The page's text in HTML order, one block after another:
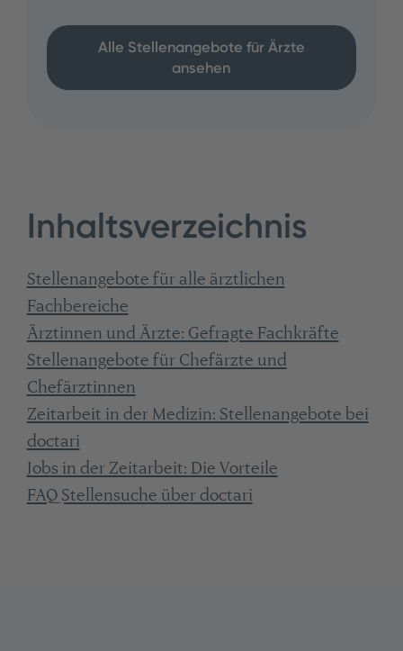
Alle Stellenangebote für Ärzte
ansehen
Inhaltsverzeichnis
Stellenangebote für alle ärztlichen
Fachbereiche
Ärztinnen und Ärzte: Gefragte Fachkräfte
Stellenangebote für Chefärzte und
Chefärztinnen
Zeitarbeit in der Medizin: Stellenangebote bei
doctari
Jobs in der Zeitarbeit: Die Vorteile
FAQ Stellensuche über doctari